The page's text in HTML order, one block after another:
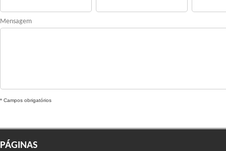
Mensagem
* Campos obrigatórios
PÁGINAS